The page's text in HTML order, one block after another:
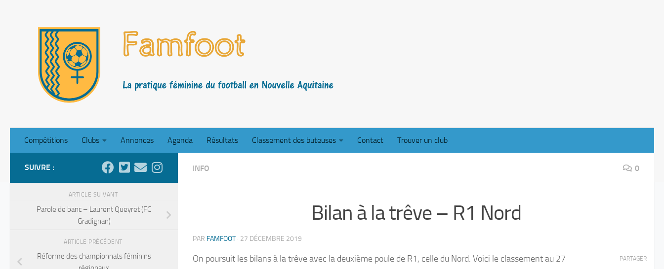
Compétitions Clubs Annonces Agenda Résultats Classement des buteuses Contact Trouver un club
INFO 0
Bilan à la trêve – R1 Nord
PAR FAMFOOT · 27 DÉCEMBRE 2019
On poursuit les bilans à la trêve avec la deuxième poule de R1, celle du Nord. Voici le classement au 27
PARTAGER
SUIVRE :
ARTICLE SUIVANT
Parole de banc – Laurent Queyret (FC
Gradignan)
ARTICLE PRÉCÉDENT
Réforme des championnats féminins